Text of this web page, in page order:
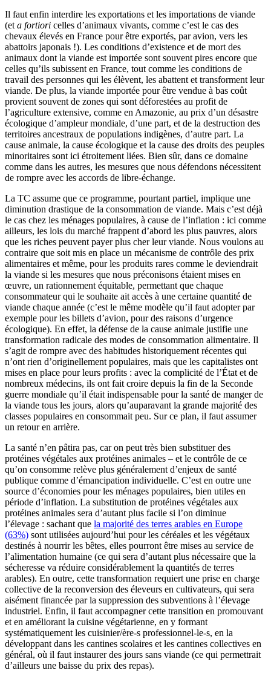
Il faut enfin interdire les exportations et les importations de viande
(et a fortiori celles d’animaux vivants, comme c’est le cas des
chevaux élevés en France pour être exportés, par avion, vers les
abattoirs japonais !). Les conditions d’existence et de mort des
animaux dont la viande est importée sont souvent pires encore que
celles qu’ils subissent en France, tout comme les conditions de
travail des personnes qui les élèvent, les abattent et transforment leur
viande. De plus, la viande importée pour être vendue à bas coût
provient souvent de zones qui sont déforestées au profit de
l’agriculture extensive, comme en Amazonie, au prix d’un désastre
écologique d’ampleur mondiale, d’une part, et de la destruction des
territoires ancestraux de populations indigènes, d’autre part. La
cause animale, la cause écologique et la cause des droits des peuples
minoritaires sont ici étroitement liées. Bien sûr, dans ce domaine
comme dans les autres, les mesures que nous défendons nécessitent
de rompre avec les accords de libre-échange.
La TC assume que ce programme, pourtant partiel, implique une
diminution drastique de la consommation de viande. Mais c’est déjà
le cas chez les ménages populaires, à cause de l’inflation : ici comme
ailleurs, les lois du marché frappent d’abord les plus pauvres, alors
que les riches peuvent payer plus cher leur viande. Nous voulons au
contraire que soit mis en place un mécanisme de contrôle des prix
alimentaires et même, pour les produits rares comme le deviendrait
la viande si les mesures que nous préconisons étaient mises en
œuvre, un rationnement équitable, permettant que chaque
consommateur qui le souhaite ait accès à une certaine quantité de
viande chaque année (c’est le même modèle qu’il faut adopter par
exemple pour les billets d’avion, pour des raisons d’urgence
écologique). En effet, la défense de la cause animale justifie une
transformation radicale des modes de consommation alimentaire. Il
s’agit de rompre avec des habitudes historiquement récentes qui
n’ont rien d’originellement populaires, mais que les capitalistes ont
mises en place pour leurs profits : avec la complicité de l’État et de
nombreux médecins, ils ont fait croire depuis la fin de la Seconde
guerre mondiale qu’il était indispensable pour la santé de manger de
la viande tous les jours, alors qu’auparavant la grande majorité des
classes populaires en consommait peu. Sur ce plan, il faut assumer
un retour en arrière.
La santé n’en pâtira pas, car on peut très bien substituer des
protéines végétales aux protéines animales – et le contrôle de ce
qu’on consomme relève plus généralement d’enjeux de santé
publique comme d’émancipation individuelle. C’est en outre une
source d’économies pour les ménages populaires, bien utiles en
période d’inflation. La substitution de protéines végétales aux
protéines animales sera d’autant plus facile si l’on diminue
l’élevage : sachant que la majorité des terres arables en Europe
(63%) sont utilisées aujourd’hui pour les céréales et les végétaux
destinés à nourrir les bêtes, elles pourront être mises au service de
l’alimentation humaine (ce qui sera d’autant plus nécessaire que la
sécheresse va réduire considérablement la quantités de terres
arables). En outre, cette transformation requiert une prise en charge
collective de la reconversion des éleveurs en cultivateurs, qui sera
aisément financée par la suppression des subventions à l’élevage
industriel. Enfin, il faut accompagner cette transition en promouvant
et en améliorant la cuisine végétarienne, en y formant
systématiquement les cuisinier/ère-s professionnel-le-s, en la
développant dans les cantines scolaires et les cantines collectives en
général, où il faut instaurer des jours sans viande (ce qui permettrait
d’ailleurs une baisse du prix des repas).